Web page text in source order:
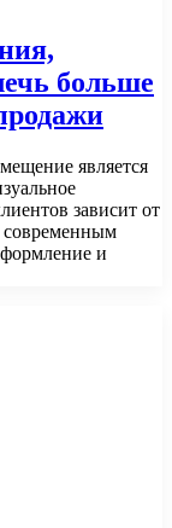
больше
является
зависит от
современным
и